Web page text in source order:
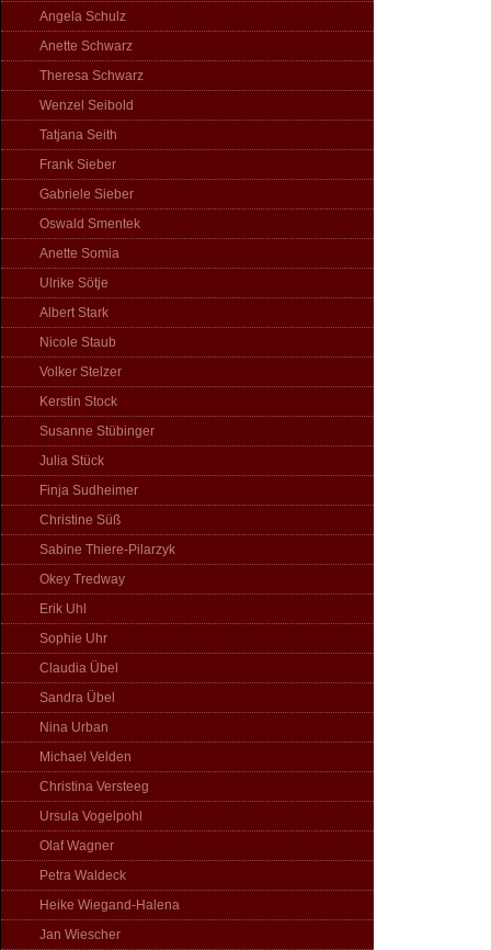
Angela Schulz
Anette Schwarz
Theresa Schwarz
Wenzel Seibold
Tatjana Seith
Frank Sieber
Gabriele Sieber
Oswald Smentek
Anette Somia
Ulrike Sötje
Albert Stark
Nicole Staub
Volker Stelzer
Kerstin Stock
Susanne Stübinger
Julia Stück
Finja Sudheimer
Christine Süß
Sabine Thiere-Pilarzyk
Okey Tredway
Erik Uhl
Sophie Uhr
Claudia Übel
Sandra Übel
Nina Urban
Michael Velden
Christina Versteeg
Ursula Vogelpohl
Olaf Wagner
Petra Waldeck
Heike Wiegand-Halena
Jan Wiescher